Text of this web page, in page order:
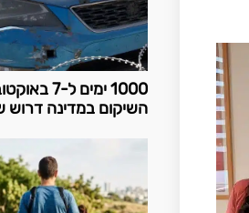
1000 ימים
השיקום במדינה דרוש